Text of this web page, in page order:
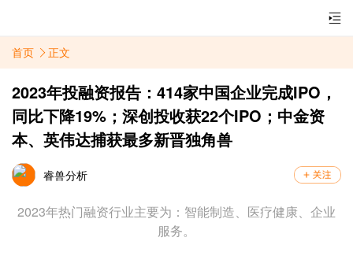
首页 正文
2023年投融资报告：414家中国企业完成IPO，
同比下降19%；深创投收获22个IPO；中金资
本、英伟达捕获最多新晋独角兽
睿兽分析
2023年热门融资行业主要为：智能制造、医疗健康、企业
服务。